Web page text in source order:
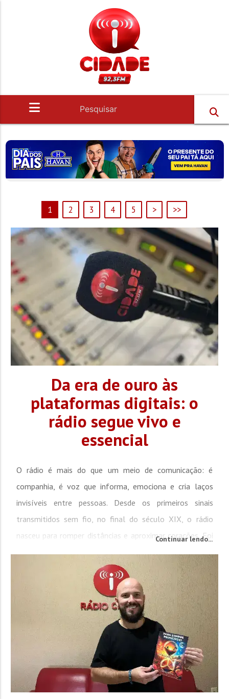
1 2 3 4 5 > >>
Da era de ouro às
plataformas digitais: o
rádio segue vivo e
essencial
O rádio é mais do que um meio de comunicação: é
companhia, é voz que informa, emociona e cria laços
invisíveis entre pessoas. Desde os primeiros sinais
transmitidos sem fio, no final do século XIX, o rádio
nasceu para romper distâncias e aproximar corações. Foi
em 1901 conseguiu enviar mensagens pelo Oceano
Continuar lendo...